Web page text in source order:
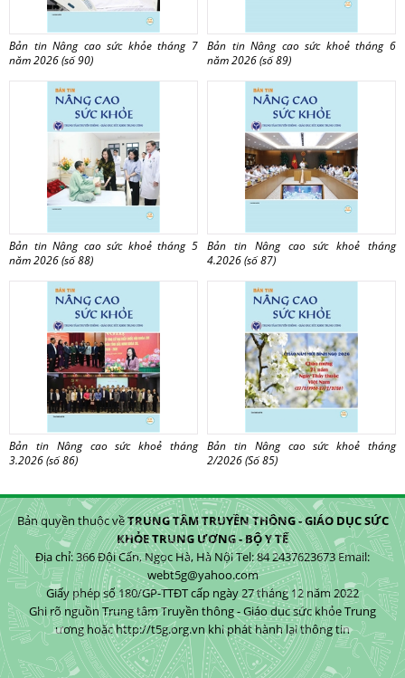
Bản tin Nâng cao sức khỏe tháng 7
năm 2026 (số 90)
Bản tin Nâng cao sức khoẻ tháng 6
năm 2026 (số 89)
Bản tin Nâng cao sức khoẻ tháng 5
năm 2026 (số 88)
Bản tin Nâng cao sức khoẻ tháng
4.2026 (số 87)
Bản tin Nâng cao sức khoẻ tháng
3.2026 (số 86)
Bản tin Nâng cao sức khoẻ tháng
2/2026 (Số 85)
Bản quyền thuộc vềTRUNG TÂM TRUYỀN THÔNG - GIÁO DỤC SỨC
KHỎE TRUNG ƯƠNG - BỘ Y TẾ
Địa chỉ: 366 Đội Cấn, Ngọc Hà, Hà Nội Tel: 84 2437623673 Email:
webt5g@yahoo.com
Giấy phép số 180/GP-TTĐT cấp ngày 27 tháng 12 năm 2022
Ghi rõ nguồn Trung tâm Truyền thông - Giáo dục sức khỏe Trung
ương hoặc http://t5g.org.vn khi phát hành lại thông tin